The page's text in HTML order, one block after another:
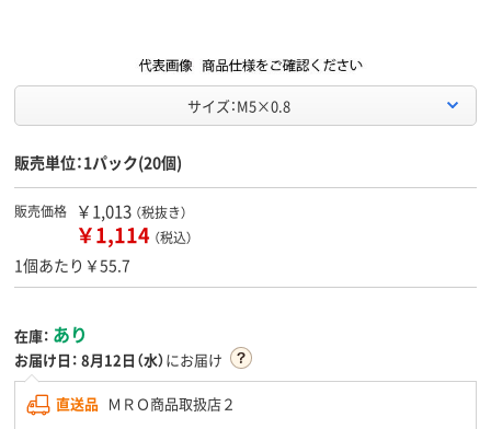
サイズ：M5×0.8
販売単位：1パック(20個)
販売価格 ￥1,013 （税抜き）
￥1,114 （税込）
1個あたり￥55.7
在庫： あり
お届け日： 8月12日（水）にお届け
直送品 ＭＲＯ商品取扱店２